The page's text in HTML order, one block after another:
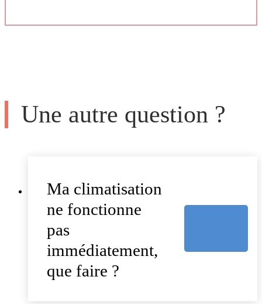
Une autre question ?
Ma climatisation
ne fonctionne
pas
immédiatement,
que faire ?